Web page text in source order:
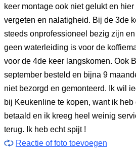
keer montage ook niet gelukt en
vergeten en nalatigheid. Bij de 3de
steeds onprofessioneel bezig zijn
geen waterleiding is voor de
voor de 4de keer langskomen. Ook
september besteld en bijna 9
niet bezorgd en gemonteerd. Ik wil
bij Keukenline te kopen, want ik
betaald en ik kreeg heel weinig
terug. Ik heb echt spijt !
Reactie of foto toevoegen